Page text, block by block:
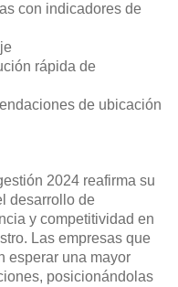
con indicadores de
rápida de
de ubicación
2024 reafirma su
desarrollo de
y competitividad en
Las empresas que
esperar una mayor
posicionándolas